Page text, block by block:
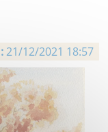
21/12/2021 18:57